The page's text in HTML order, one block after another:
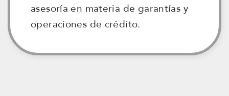
asesoría en materia de garantías y
operaciones de crédito.